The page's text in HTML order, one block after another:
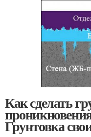
Как сделать
Грунтовка